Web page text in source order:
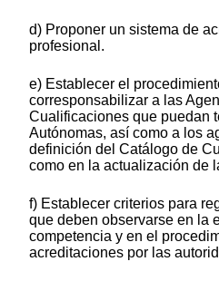
d) Proponer un sistema de
profesional.
e) Establecer el
corresponsabilizar a las
Cualificaciones que puedan
Autónomas, así como a los
definición del Catálogo de
como en la actualización de
f) Establecer criterios para
que deben observarse en la
competencia y en el
acreditaciones por las